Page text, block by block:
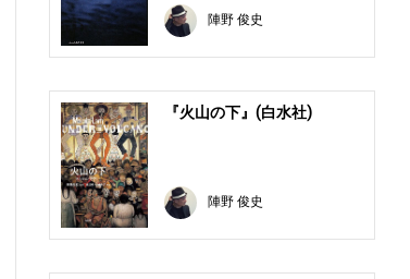
陣野 俊史
『火山の下』(白水社)
陣野 俊史